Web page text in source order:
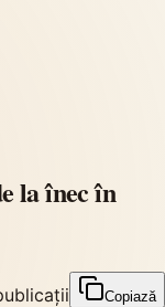
la înec în
Copiază